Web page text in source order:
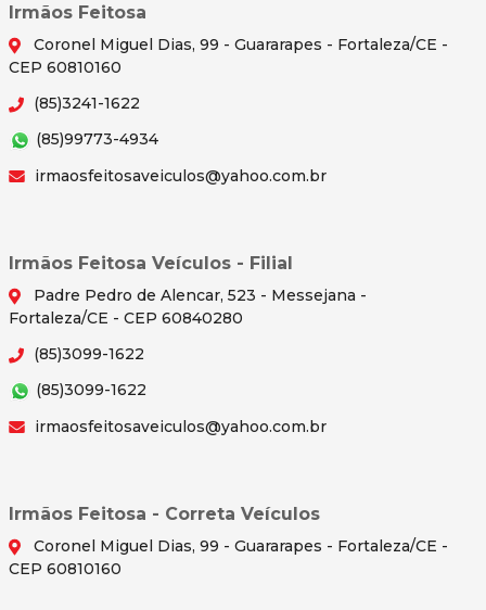
Irmãos Feitosa
Coronel Miguel Dias, 99 - Guararapes - Fortaleza/CE -
CEP 60810160
(85)3241-1622
(85)99773-4934
irmaosfeitosaveiculos@yahoo.com.br
Irmãos Feitosa Veículos - Filial
Padre Pedro de Alencar, 523 - Messejana -
Fortaleza/CE - CEP 60840280
(85)3099-1622
(85)3099-1622
irmaosfeitosaveiculos@yahoo.com.br
Irmãos Feitosa - Correta Veículos
Coronel Miguel Dias, 99 - Guararapes - Fortaleza/CE -
CEP 60810160